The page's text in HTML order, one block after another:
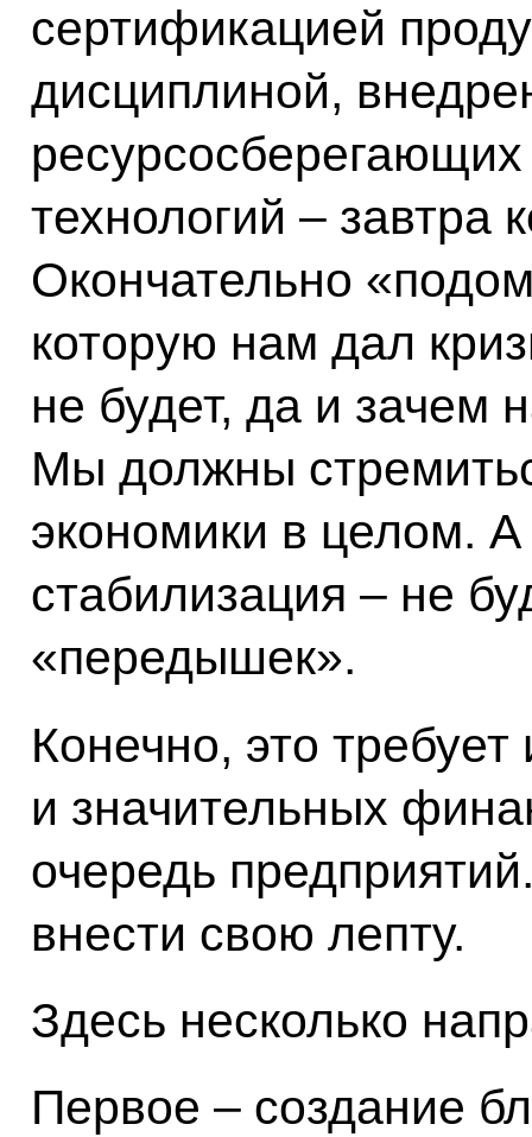
сертификацией
дисциплиной,
технологий – завтра
Окончательно
которую нам дал
не будет, да и зачем
Мы должны
экономики в целом. А
стабилизация – не
«передышек».
Конечно, это
и значительных
очередь
внести свою лепту.
Здесь несколько
Первое – создание